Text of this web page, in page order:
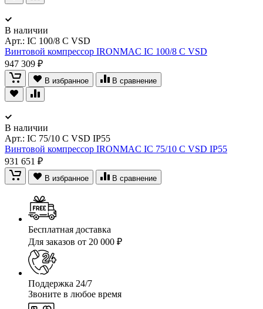
В наличии
Арт.: IC 100/8 C VSD
Винтовой компрессор IRONMAC IC 100/8 C VSD
947 309 ₽
В избранное В сравнение
В наличии
Арт.: IC 75/10 C VSD IP55
Винтовой компрессор IRONMAC IC 75/10 C VSD IP55
931 651 ₽
В избранное В сравнение
Бесплатная доставка
Для заказов от 20 000 ₽
Поддержка 24/7
Звоните в любое время